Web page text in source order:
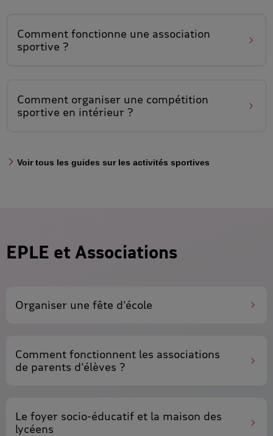
Comment fonctionne une association
sportive ?
Comment organiser une compétition
sportive en intérieur ?
Voir tous les guides sur les activités sportives
EPLE et Associations
Organiser une fête d'école
Comment fonctionnent les associations
de parents d'élèves ?
Le foyer socio-éducatif et la maison des
lycéens